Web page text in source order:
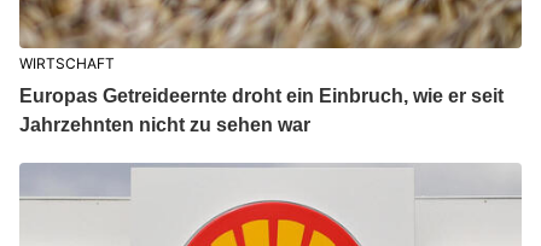
WIRTSCHAFT
Europas Getreideernte droht ein Einbruch, wie er seit
Jahrzehnten nicht zu sehen war